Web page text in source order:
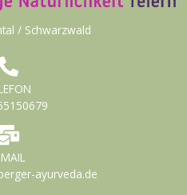
/ Schwarzwald
ayurveda.de